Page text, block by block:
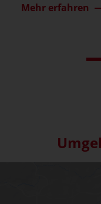
Mehr erfahren